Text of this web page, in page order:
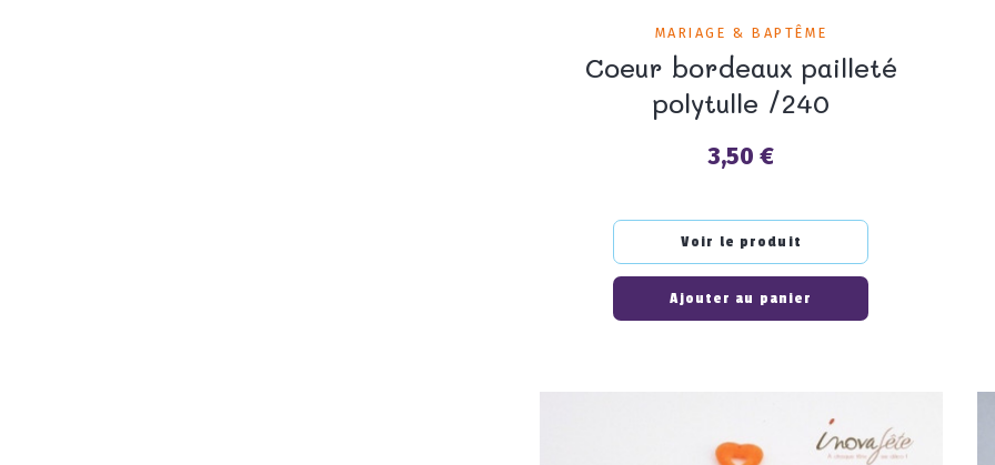
MARIAGE & BAPTÊME
Coeur bordeaux pailleté
polytulle /240
Prix
3,50 €
Voir le produit
Ajouter au panier